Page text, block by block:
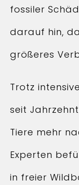
fossiler
darauf hin,
größeres
Trotz
seit
Tiere mehr
Experten
in freier